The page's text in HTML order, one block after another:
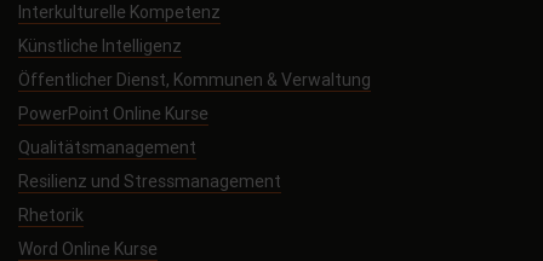
Interkulturelle Kompetenz
Künstliche Intelligenz
Öffentlicher Dienst, Kommunen & Verwaltung
PowerPoint Online Kurse
Qualitätsmanagement
Resilienz und Stressmanagement
Rhetorik
Word Online Kurse